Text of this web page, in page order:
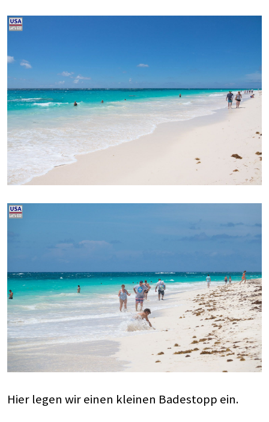
Hier legen wir einen kleinen Badestopp ein.